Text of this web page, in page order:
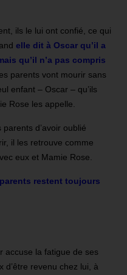
ils le lui ont confié, ce qui
elle dit à Oscar qu’il a
qu’il n’a pas compris
parents vont mourir sans
enfant – Oscar – qu’ils
Rose les appelle.
d’avoir oublié
il les retrouve comme
eux et Mamie Rose.
restent toujours
accuse la fatigue de ses
d’être revenu chez lui, à